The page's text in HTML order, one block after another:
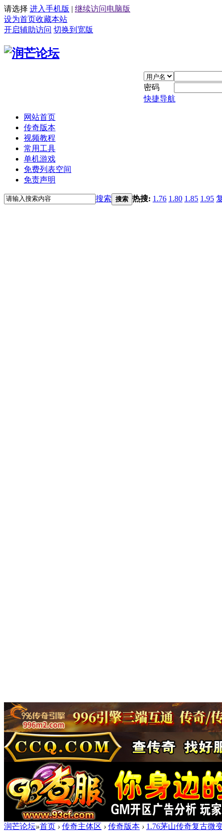
请选择 进入手机版 | 继续访问电脑版
设为首页收藏本站
开启辅助访问 切换到宽版
密码
快捷导航
网站首页
传奇版本
视频教程
常用工具
单机游戏
免费列表空间
免责声明
搜索 搜索 热搜: 1.76 1.80 1.85 1.95
润芒论坛»首页 › 传奇主体区 › 传奇版本 › 1.76茅山传奇复古微